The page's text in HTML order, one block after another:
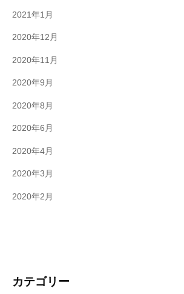
2021年1月
2020年12月
2020年11月
2020年9月
2020年8月
2020年6月
2020年4月
2020年3月
2020年2月
カテゴリー